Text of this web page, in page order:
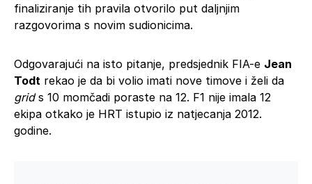
finaliziranje tih pravila otvorilo put daljnjim
razgovorima s novim sudionicima.
Odgovarajući na isto pitanje, predsjednik FIA-e Jean
Todt rekao je da bi volio imati nove timove i želi da
grids 10 momčadi poraste na 12. F1 nije imala 12
ekipa otkako je HRT istupio iz natjecanja 2012.
godine.